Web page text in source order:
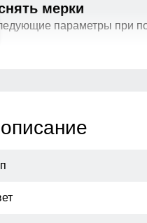
объема
объема
мерки
параметры при